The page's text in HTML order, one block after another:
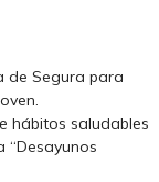
de Segura para
hábitos saludables